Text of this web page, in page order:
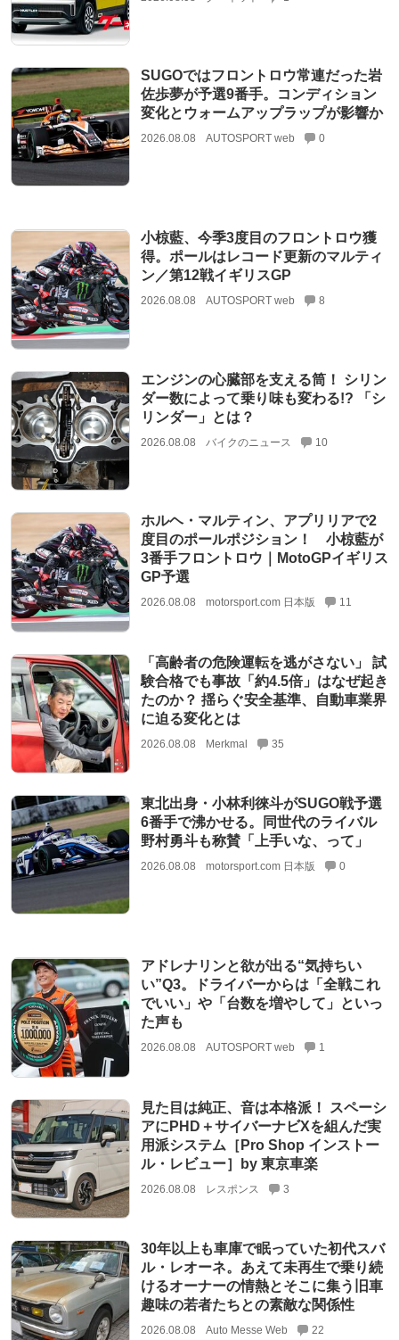
SUGOではフロントロウ常連だった岩
佐歩夢が予選9番手。コンディション
変化とウォームアップラップが影響か
2026.08.08 AUTOSPORT web 0
小椋藍、今季3度目のフロントロウ獲
得。ポールはレコード更新のマルティ
ン／第12戦イギリスGP
2026.08.08 AUTOSPORT web 8
エンジンの心臓部を支える筒！ シリン
ダー数によって乗り味も変わる!? 「シ
リンダー」とは？
2026.08.08 バイクのニュース 10
ホルヘ・マルティン、アプリリアで2
度目のポールポジション！ 小椋藍が
3番手フロントロウ｜MotoGPイギリス
GP予選
2026.08.08 motorsport.com 日本版 11
「高齢者の危険運転を逃がさない」 試
験合格でも事故「約4.5倍」はなぜ起き
たのか？ 揺らぐ安全基準、自動車業界
に迫る変化とは
2026.08.08 Merkmal 35
東北出身・小林利徠斗がSUGO戦予選
6番手で沸かせる。同世代のライバル
野村勇斗も称賛「上手いな、って」
2026.08.08 motorsport.com 日本版 0
アドレナリンと欲が出る“気持ちい
い”Q3。ドライバーからは「全戦これ
でいい」や「台数を増やして」といっ
た声も
2026.08.08 AUTOSPORT web 1
見た目は純正、音は本格派！ スペーシ
アにPHD＋サイバーナビXを組んだ実
用派システム［Pro Shop インストー
ル・レビュー］by 東京車楽
2026.08.08 レスポンス 3
30年以上も車庫で眠っていた初代スバ
ル・レオーネ。あえて未再生で乗り続
けるオーナーの情熱とそこに集う旧車
趣味の若者たちとの素敵な関係性
2026.08.08 Auto Messe Web 22